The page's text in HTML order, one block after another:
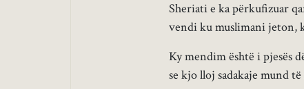
Sheriati e ka përkufizuar
vendi ku muslimani jeton,
Ky mendim është i pjesës
se kjo lloj sadakaje mund